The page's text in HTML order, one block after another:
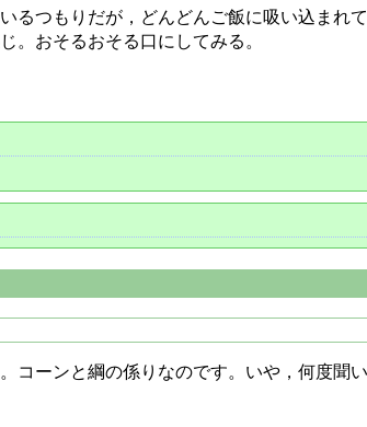
るつもりだが，どんどんご飯に吸い込まれ
。おそるおそる口にしてみる。
ーンと綱の係りなのです。いや，何度聞い